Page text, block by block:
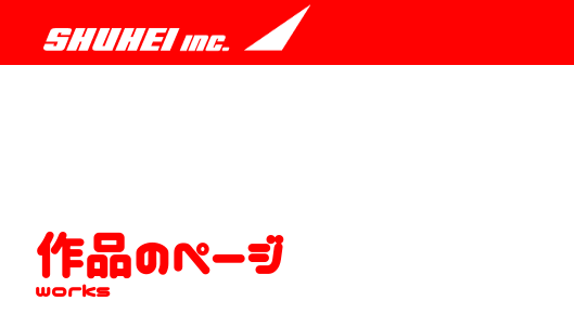
作品のページ
works